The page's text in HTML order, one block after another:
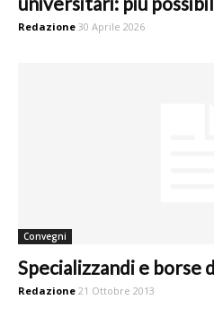
Redazione 30 Aprile 2026
Convegni
Specializzandi e borse
Redazione 21 Ottobre 2013